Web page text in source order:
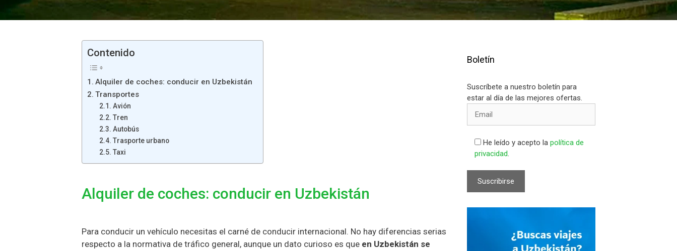
Contenido
Alquiler de coches: conducir en Uzbekistán
Transportes
Avión
Tren
Autobús
Trasporte urbano
Taxi
Alquiler de coches: conducir en Uzbekistán
Para conducir un vehículo necesitas el carné de conducir internacional. No hay diferencias serias
respecto a la normativa de tráfico general, aunque un dato curioso es que en Uzbekistán se
Boletín
Suscríbete a nuestro boletín para
estar al día de las mejores ofertas.
He leído y acepto la política de
privacidad